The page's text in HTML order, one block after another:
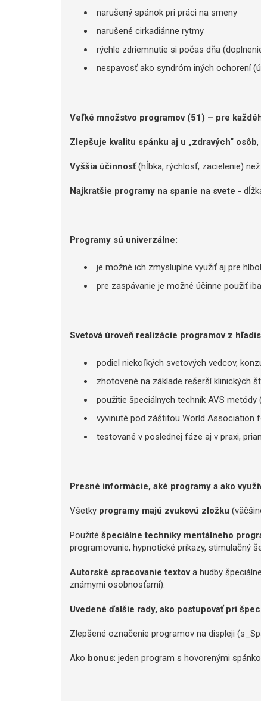
narušený spánok pri práci na smeny
narušené cirkadiánne rytmy
rýchle zdriemnutie si počas dňa
nespavosť ako syndróm iných ochorení
Veľké množstvo programov (51) – pre
Zlepšuje kvalitu spánku aj u „zdravých“ osôb,
Vyššia účinnosť(hĺbka, rýchlosť, zacielenie)
Najkratšie programy na spanie na svete -
Programy sú univerzálne:
je možné ich zmysluplne využiť aj pre
pre zaspávanie je možné účinne použiť
Svetová úroveň realizácie programov z
podiel niekoľkých svetových vedcov,
zhotovené na základe rešerší klinických
použitie špeciálnych techník AVS
vyvinuté pod záštitou World Association
testované v poslednej fáze aj v praxi,
Presné informácie, aké programy a ako
Všetky programy majú zvukovú zložku
Použité špeciálne techniky mentálneho
programovanie, hypnotické príkazy, stimulačný
Autorské spracovanie textova hudby
známymi osobnosťami).
Uvedené ďalšie rady, ako postupovať pri
Zlepšené označenie programov na displeji
Ako bonus: jeden program s hovorenými